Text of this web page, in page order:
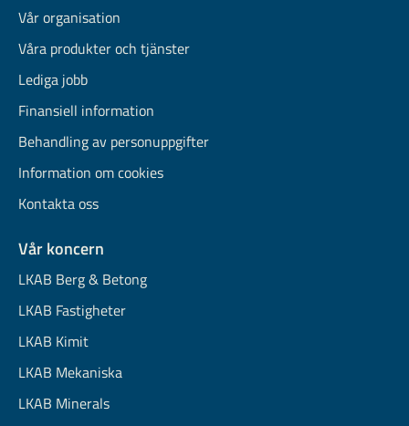
Vår organisation
Våra produkter och tjänster
Lediga jobb
Finansiell information
Behandling av personuppgifter
Information om cookies
Kontakta oss
Vår koncern
LKAB Berg & Betong
LKAB Fastigheter
LKAB Kimit
LKAB Mekaniska
LKAB Minerals